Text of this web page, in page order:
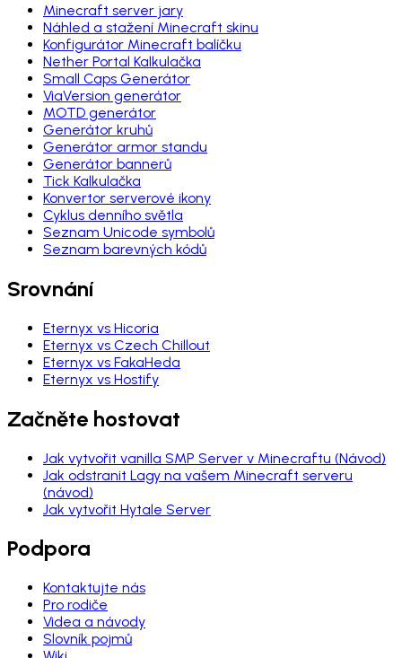
Minecraft server jary
Náhled a stažení Minecraft skinu
Konfigurátor Minecraft balíčku
Nether Portal Kalkulačka
Small Caps Generátor
ViaVersion generátor
MOTD generátor
Generátor kruhů
Generátor armor standu
Generátor bannerů
Tick Kalkulačka
Konvertor serverové ikony
Cyklus denního světla
Seznam Unicode symbolů
Seznam barevných kódů
Srovnání
Eternyx vs Hicoria
Eternyx vs Czech Chillout
Eternyx vs FakaHeda
Eternyx vs Hostify
Začněte hostovat
Jak vytvořit vanilla SMP Server v Minecraftu (Návod)
Jak odstranit Lagy na vašem Minecraft serveru
(návod)
Jak vytvořit Hytale Server
Podpora
Kontaktujte nás
Pro rodiče
Videa a návody
Slovník pojmů